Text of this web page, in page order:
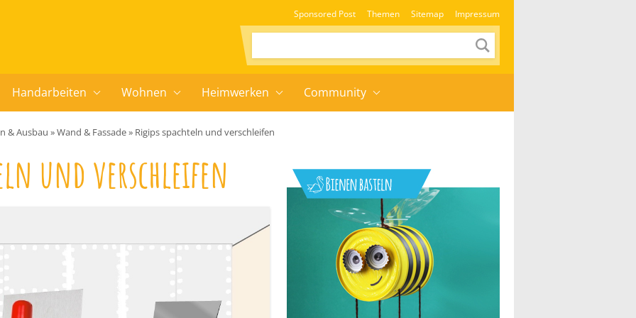
Sponsored Post Themen Sitemap Impressum
Handarbeiten Wohnen Heimwerken Community
& Ausbau »Wand & Fassade» Rigips spachteln und verschleifen
und verschleifen